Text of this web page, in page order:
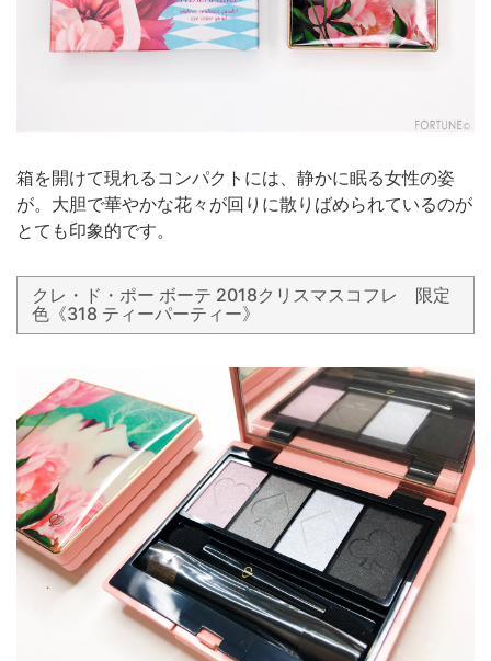
箱を開けて現れるコンパクトには、静かに眠る女性の姿
が。大胆で華やかな花々が回りに散りばめられているのが
とても印象的です。
クレ・ド・ポー ボーテ 2018クリスマスコフレ 限定
色《318 ティーパーティー》